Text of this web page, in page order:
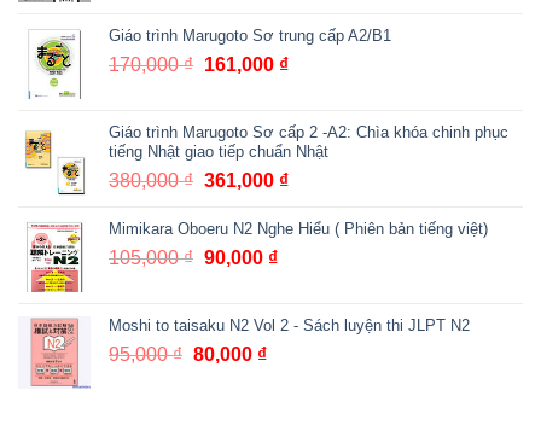
là:
75,000 ₫.
tại
là:
Giáo trình Marugoto Sơ trung cấp A2/B1
170,000₫ Giá
170,000 ₫.
161,000 ₫Giá
là:
161,000 ₫.
Giáo trình Marugoto Sơ cấp 2 -A2: Chìa khóa chinh phục
tiếng Nhật giao tiếp chuẩn Nhật
380,000₫ Giá
là:
380,000 ₫.
361,000 ₫Giá
tại
Mimikara Oboeru N2 Nghe Hiểu ( Phiên bản tiếng việt)
105,000₫ Giá
105,000 ₫.
90,000 ₫Giá
là:
Moshi to taisaku N2 Vol 2 - Sách luyện thi JLPT N2
95,000₫ Giá
80,000 ₫Giá